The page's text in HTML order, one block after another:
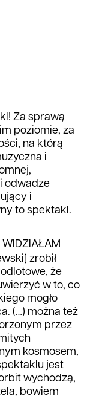
Za sprawą
poziomie, za
na którą
i
odwadze
i
to spektakl.
zrobił
odlotowe, że
w to, co
mogło
(…) można też
przez
kosmosem,
jest
wychodzą,
bowiem